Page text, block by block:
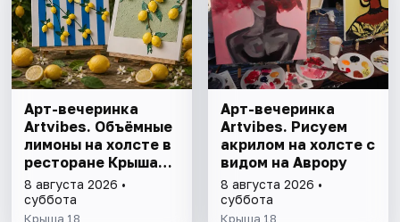
Арт-вечеринка
Artvibes. Объёмные
лимоны на холсте в
ресторане Крыша
18
8 августа 2026 •
суббота
Крыша 18
Арт-вечеринка
Artvibes. Рисуем
акрилом на холсте с
видом на Аврору
8 августа 2026 •
суббота
Крыша 18